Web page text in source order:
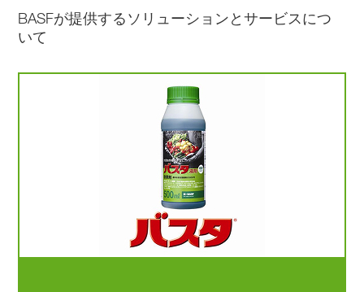
BASFが提供するソリューションとサービスにつ
いて